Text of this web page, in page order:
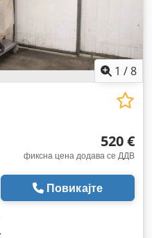
1 /8
520 €
фиксна цена додава се ДДВ
Повикајте